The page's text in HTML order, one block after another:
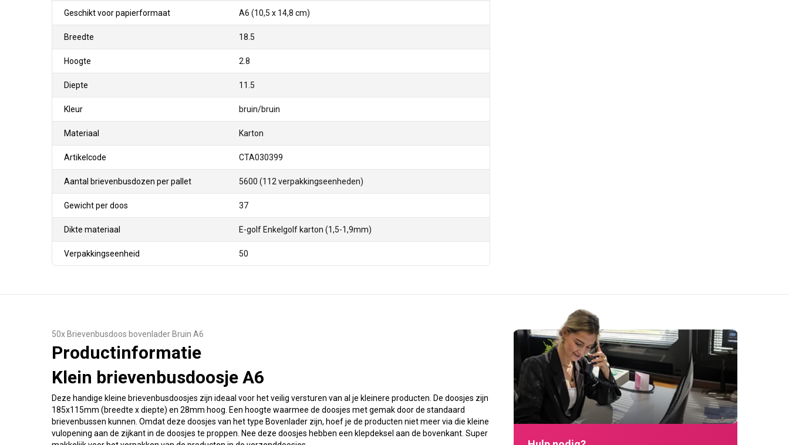
Geschikt voor papierformaat A6 (10,5 x 14,8 cm)
Breedte 18.5
Hoogte 2.8
Diepte 11.5
Kleur bruin/bruin
Materiaal Karton
Artikelcode CTA030399
Aantal brievenbusdozen per pallet 5600 (112 verpakkingseenheden)
Gewicht per doos 37
Dikte materiaal E-golf Enkelgolf karton (1,5-1,9mm)
Verpakkingseenheid 50
50x Brievenbusdoos bovenlader Bruin A6
Productinformatie
Klein brievenbusdoosje A6
Deze handige kleine brievenbusdoosjes zijn ideaal voor het veilig versturen van al je kleinere producten. De doosjes zijn
185x115mm (breedte x diepte) en 28mm hoog. Een hoogte waarmee de doosjes met gemak door de standaard
brievenbussen kunnen. Omdat deze doosjes van het type Bovenlader zijn, hoef je de producten niet meer via die kleine
vulopening aan de zijkant in de doosjes te proppen. Nee deze doosjes hebben een klepdeksel aan de bovenkant. Super